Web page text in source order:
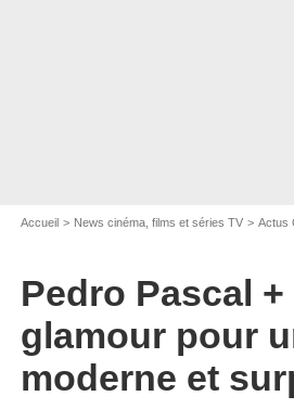
Accueil News cinéma, films et séries TV Actus
Pedro Pascal
glamour pour
moderne et